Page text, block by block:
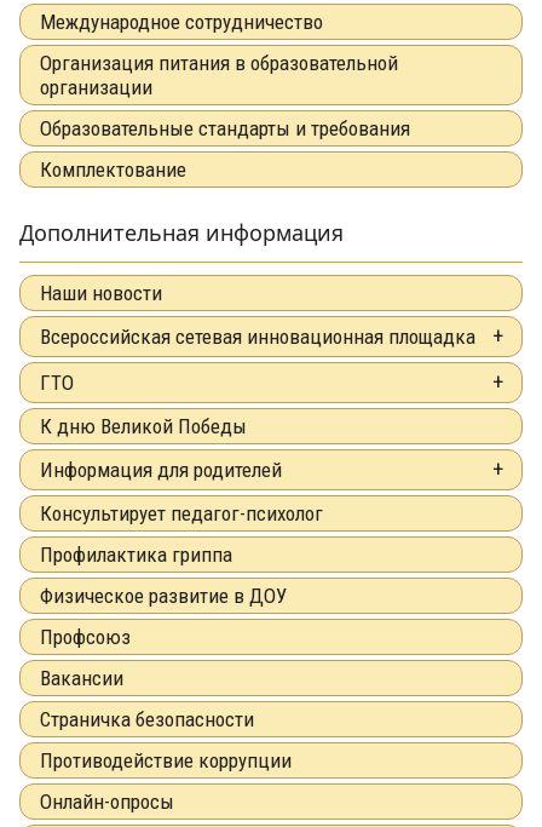
Международное сотрудничество
Организация питания в образовательной
организации
Образовательные стандарты и требования
Комплектование
Дополнительная информация
Наши новости
Всероссийская сетевая инновационная площадка
ГТО
К дню Великой Победы
Информация для родителей
Консультирует педагог-психолог
Профилактика гриппа
Физическое развитие в ДОУ
Профсоюз
Вакансии
Страничка безопасности
Противодействие коррупции
Онлайн-опросы